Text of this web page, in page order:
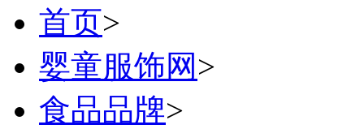
首页>
婴童服饰网 >
食品品牌>